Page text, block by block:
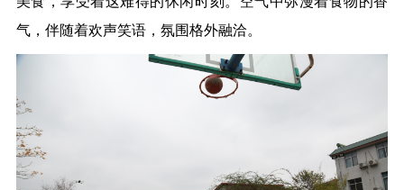
气，伴随着欢声笑语，氛围格外融洽。